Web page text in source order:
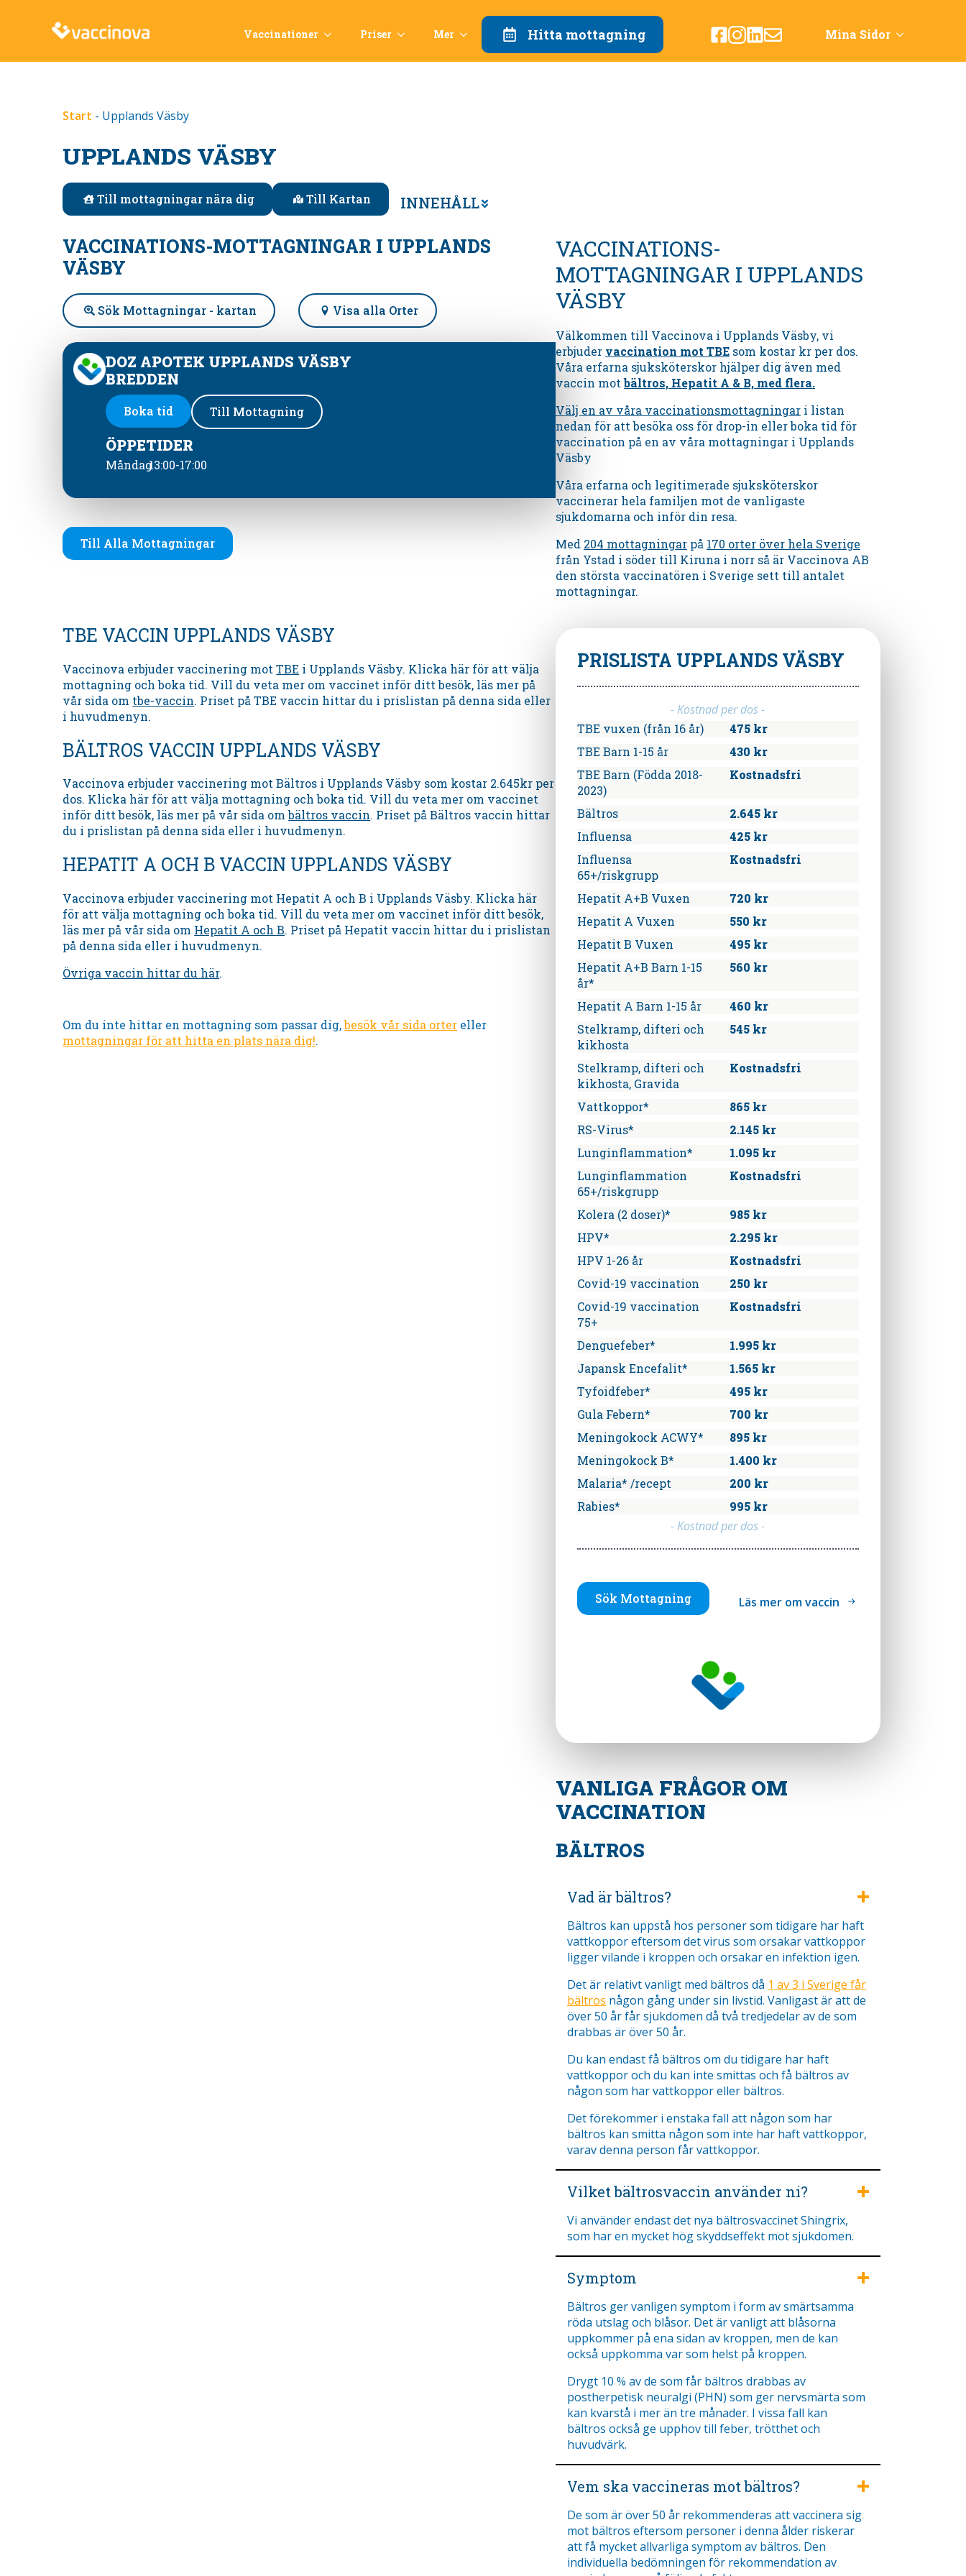
Vaccinationer Priser Mer Hitta mottagning Mina Sidor
Start - Upplands Väsby
UPPLANDS VÄSBY
Till mottagningar nära dig Till Kartan INNEHÅLL
VACCINATIONS-MOTTAGNINGAR I UPPLANDS
VÄSBY
Sök Mottagningar - kartan Visa alla Orter
DOZ APOTEK UPPLANDS VÄSBY
BREDDEN
Boka tid Till Mottagning
ÖPPETIDER
Måndag13:00-17:00
Till Alla Mottagningar
TBE VACCIN UPPLANDS VÄSBY
Vaccinova erbjuder vaccinering motTBE i Upplands Väsby. Klicka här för att välja
mottagning och boka tid. Vill du veta mer om vaccinet inför ditt besök, läs mer på
vår sida om tbe-vaccin. Priset på TBE vaccin hittar du i prislistan på denna sida eller
i huvudmenyn.
BÄLTROS VACCIN UPPLANDS VÄSBY
Vaccinova erbjuder vaccinering mot Bältros i Upplands Väsby som kostar 2.645kr per
dos. Klicka här för att välja mottagning och boka tid. Vill du veta mer om vaccinet
inför ditt besök, läs mer på vår sida ombältros vaccin. Priset på Bältros vaccin hittar
du i prislistan på denna sida eller i huvudmenyn.
HEPATIT A OCH B VACCIN UPPLANDS VÄSBY
Vaccinova erbjuder vaccinering mot Hepatit A och B i Upplands Väsby. Klicka här
för att välja mottagning och boka tid. Vill du veta mer om vaccinet inför ditt besök,
läs mer på vår sida om Hepatit A och B. Priset på Hepatit vaccin hittar du i prislistan
på denna sida eller i huvudmenyn.
Övriga vaccin hittar du här.
Om du inte hittar en mottagning som passar dig,besök vår sida orter eller
mottagningar för att hitta en plats nära dig!.
VACCINATIONS-
MOTTAGNINGAR I UPPLANDS
VÄSBY
Välkommen till Vaccinova i Upplands Väsby,vi
erbjuder vaccination mot TBEsom kostar kr per dos.
Våra erfarna sjuksköterskor hjälper dig även med
vaccin motbältros, Hepatit A & B, med flera.
Välj en av våra vaccinationsmottagningari listan
nedan för att besöka oss för drop-in eller boka tid för
vaccination på en av våra mottagningari Upplands
Väsby
Våra erfarna och legitimerade sjuksköterskor
vaccinerar hela familjen mot de vanligaste
sjukdomarna och inför din resa.
Med 204 mottagningarpå 170 orter över hela Sverige
från Ystad i söder till Kiruna i norr så är Vaccinova AB
den största vaccinatören i Sverige sett till antalet
mottagningar.
PRISLISTA UPPLANDS VÄSBY
- Kostnad per dos -
TBE vuxen (från 16 år)
475 kr
TBE Barn 1-15 år
430 kr
TBE Barn (Födda 2018-
2023)
Kostnadsfri
Bältros
2.645 kr
Influensa
425 kr
Influensa
65+/riskgrupp
Kostnadsfri
Hepatit A+B Vuxen
720 kr
Hepatit A Vuxen
550 kr
Hepatit B Vuxen
495 kr
Hepatit A+B Barn 1-15
år*
560 kr
Hepatit A Barn 1-15 år
460 kr
Stelkramp, difteri och
kikhosta
545 kr
Stelkramp, difteri och
kikhosta, Gravida
Kostnadsfri
Vattkoppor*
865 kr
RS-Virus*
2.145 kr
Lunginflammation*
1.095 kr
Lunginflammation
65+/riskgrupp
Kostnadsfri
Kolera (2 doser)*
985 kr
HPV*
2.295 kr
HPV 1-26 år
Kostnadsfri
Covid-19 vaccination
250 kr
Covid-19 vaccination
75+
Kostnadsfri
Denguefeber*
1.995 kr
Japansk Encefalit*
1.565 kr
Tyfoidfeber*
495 kr
Gula Febern*
700 kr
Meningokock ACWY*
895 kr
Meningokock B*
1.400 kr
Malaria* /recept
200 kr
Rabies*
995 kr
- Kostnad per dos -
Sök Mottagning Läs mer om vaccin
VANLIGA FRÅGOR OM
VACCINATION
BÄLTROS
Vad är bältros?
Bältros kan uppstå hos personer som tidigare har haft
vattkoppor eftersom det virus som orsakar vattkoppor
ligger vilande i kroppen och orsakar en infektion igen.
Det är relativt vanligt med bältros då 1 av 3 i Sverige får
bältros någon gång under sin livstid. Vanligast är att de
över 50 år får sjukdomen då två tredjedelar av de som
drabbas är över 50 år.
Du kan endast få bältros om du tidigare har haft
vattkoppor och du kan inte smittas och få bältros av
någon som har vattkoppor eller bältros.
Det förekommer i enstaka fall att någon som har
bältros kan smitta någon som inte har haft vattkoppor,
varav denna person får vattkoppor.
Vilket bältrosvaccin använder ni?
Vi använder endast det nya bältrosvaccinet Shingrix,
som har en mycket hög skyddseffekt mot sjukdomen.
Symptom
Bältros ger vanligen symptom i form av smärtsamma
röda utslag och blåsor. Det är vanligt att blåsorna
uppkommer på ena sidan av kroppen, men de kan
också uppkomma var som helst på kroppen.
Drygt 10 % av de som får bältros drabbas av
postherpetisk neuralgi (PHN) som ger nervsmärta som
kan kvarstå i mer än tre månader. I vissa fall kan
bältros också ge upphov till feber, trötthet och
huvudvärk.
Vem ska vaccineras mot bältros?
De som är över 50 år rekommenderas att vaccinera sig
mot bältros eftersom personer i denna ålder riskerar
att få mycket allvarliga symptom av bältros. Den
individuella bedömningen för rekommendation av